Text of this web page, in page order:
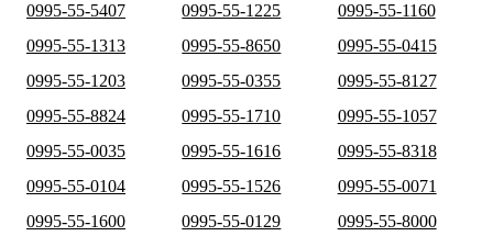
0995-55-5407
0995-55-1225
0995-55-1160
0995-55-1313
0995-55-8650
0995-55-0415
0995-55-1203
0995-55-0355
0995-55-8127
0995-55-8824
0995-55-1710
0995-55-1057
0995-55-0035
0995-55-1616
0995-55-8318
0995-55-0104
0995-55-1526
0995-55-0071
0995-55-1600
0995-55-0129
0995-55-8000